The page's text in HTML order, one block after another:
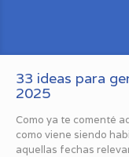
33 ideas para
2025
Como ya te comenté
como viene siendo
aquellas fechas